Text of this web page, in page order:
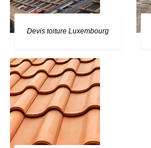
Devis toiture Luxembourg